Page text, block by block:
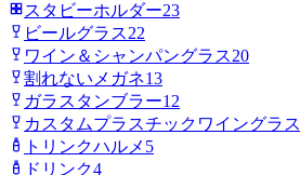
スタビーホルダー23
ビールグラス22
ワイン＆シャンパングラス20
割れないメガネ13
ガラスタンブラー12
カスタムプラスチックワイングラス
トリンクハルメ 5
ドリンク4